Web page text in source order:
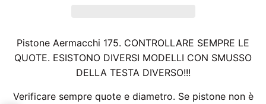
Pistone Aermacchi 175. CONTROLLARE SEMPRE LE
QUOTE. ESISTONO DIVERSI MODELLI CON SMUSSO
DELLA TESTA DIVERSO!!!
Verificare sempre quote e diametro. Se pistone non è